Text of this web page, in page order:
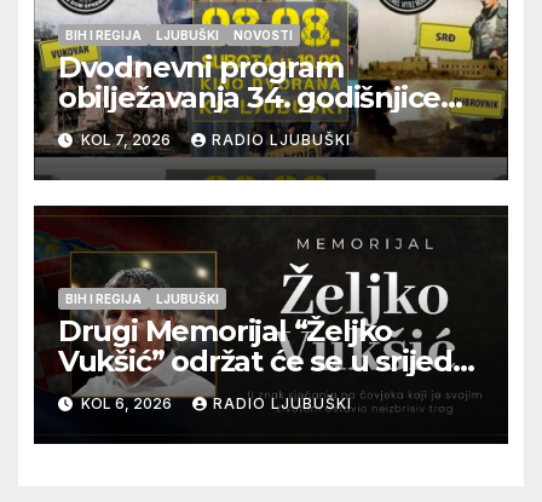
BIH I REGIJA LJUBUŠKI NOVOSTI
Dvodnevni program
obilježavanja 34. godišnjice
pogibije generala Blaža
Kraljevića i osmorice
pripadnika HOS-a
KOL 7, 2026 RADIO LJUBUŠKI
BIH I REGIJA LJUBUŠKI
Drugi Memorijal “Željko
Vukšić” održat će se u srijedu
12. kolovoza u Otoku
KOL 6, 2026 RADIO LJUBUŠKI